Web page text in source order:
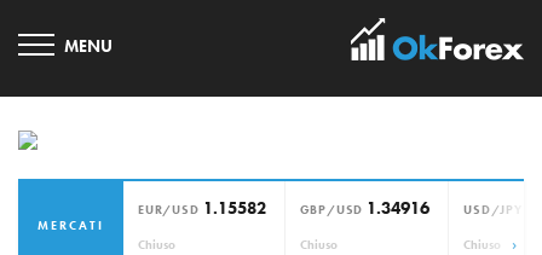
MERCATI
EUR/USD 1.15582
Chiuso
GBP/USD 1.34916
Chiuso
USD/JPY
Chiuso ›